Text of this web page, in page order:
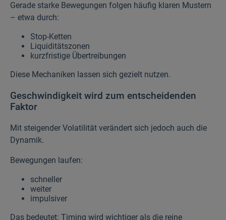
Gerade starke Bewegungen folgen häufig klaren Mustern
– etwa durch:
Stop-Ketten
Liquiditätszonen
kurzfristige Übertreibungen
Diese Mechaniken lassen sich gezielt nutzen.
Geschwindigkeit wird zum entscheidenden
Faktor
Mit steigender Volatilität verändert sich jedoch auch die
Dynamik.
Bewegungen laufen:
schneller
weiter
impulsiver
Das bedeutet: Timing wird wichtiger als die reine